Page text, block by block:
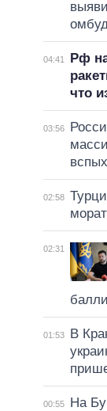
04:41
Рф
что
03:56
02:58
02:31
01:53
В
00:55
На